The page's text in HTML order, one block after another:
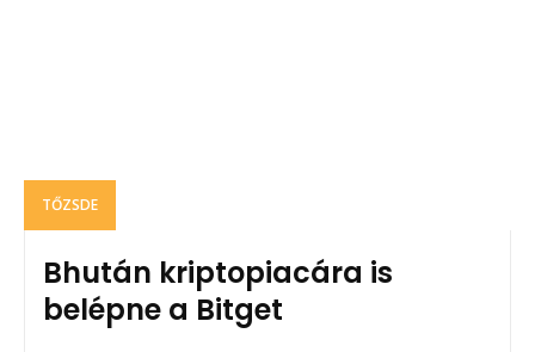
TŐZSDE
Bhután kriptopiacára is
belépne a Bitget